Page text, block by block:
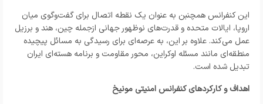
این کنفرانس همچنبن به عنوان یک نقطه اتصال برای گفت‌وگوی میان
اروپا، ایالات متحده و قدرت‌های نوظهور جهانی ازجمله چین، هند و برزیل
عمل می‌کند. علاوه بر این، به عرصه‌ای برای رسیدگی به مسائل پیچیده
منطقه‌ای مانند مسئله اوکراین، محور مقاومت و برنامه هسته‌ای ایران
تبدیل شده است.
اهداف و کارکرد‌های کنفرانس امنیتی مونیخ